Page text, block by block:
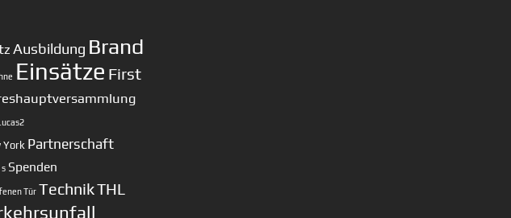
Ausbildung Brand
Einsätze First
York Partnerschaft
s Spenden
Tür TechnikTHL